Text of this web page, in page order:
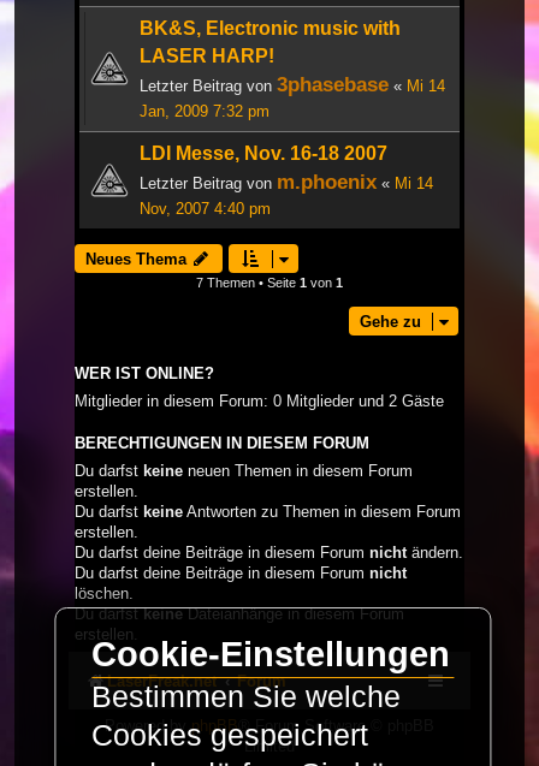
BK&S, Electronic music with
LASER HARP!
Letzter Beitrag von 3phasebase « Mi 14
Jan, 2009 7:32 pm
LDI Messe, Nov. 16-18 2007
Letzter Beitrag von m.phoenix « Mi 14
Nov, 2007 4:40 pm
Neues Thema
7 Themen • Seite 1 von 1
Gehe zu
WER IST ONLINE?
Mitglieder in diesem Forum: 0 Mitglieder und 2 Gäste
BERECHTIGUNGEN IN DIESEM FORUM
Du darfst keine neuen Themen in diesem Forum
erstellen.
Du darfst keine Antworten zu Themen in diesem Forum
erstellen.
Du darfst deine Beiträge in diesem Forum nicht ändern.
Du darfst deine Beiträge in diesem Forum nicht
löschen.
Du darfstkeineDateianhänge in diesem Forum
erstellen.
LaserFreak.net Forum
Powered byphpBB® Forum Software © phpBB
Limited
Cookie-Einstellungen
Bestimmen Sie welche
Cookies gespeichert